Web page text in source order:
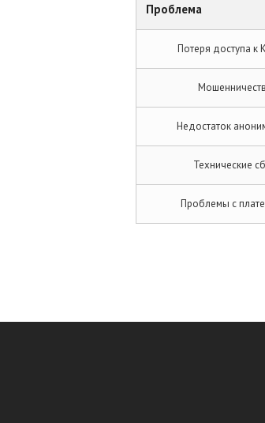
Проблема
Потеря доступа к
Недостаток
Технические
Проблемы с